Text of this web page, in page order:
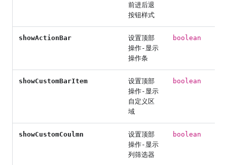
前进后退
按钮样式
showActionBar
设置顶部
操作-显示
操作条
boolean
showCustomBarItem
设置顶部
操作-显示
自定义区
域
boolean
showCustomCoulmn
设置顶部
操作-显示
列筛选器
boolean